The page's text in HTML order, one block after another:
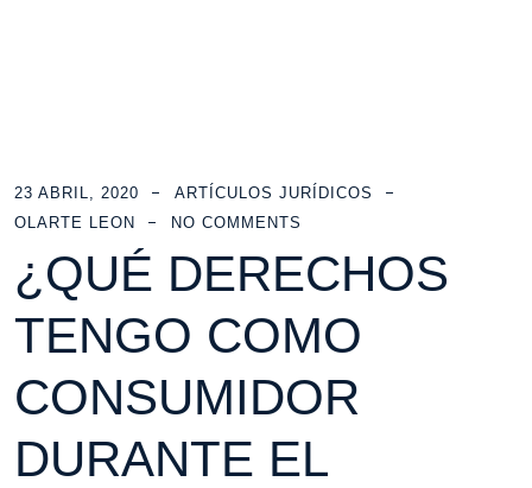
23 ABRIL, 2020
ARTÍCULOS JURÍDICOS
OLARTE LEON
NO COMMENTS
¿QUÉ DERECHOS
TENGO COMO
CONSUMIDOR
DURANTE EL